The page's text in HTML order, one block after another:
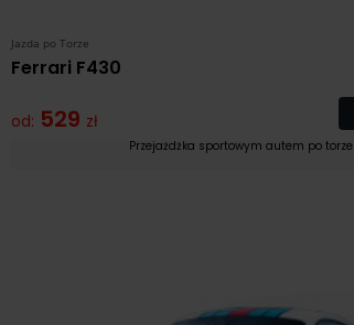
Jazda po Torze
Ferrari F430
od: 529 zł
Przejażdżka sportowym autem po torze